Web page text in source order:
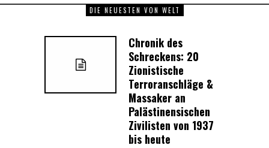
DIE NEUESTEN VON WELT
Chronik des
Schreckens: 20
Zionistische
Terroranschläge &
Massaker an
Palästinensischen
Zivilisten von 1937
bis heute